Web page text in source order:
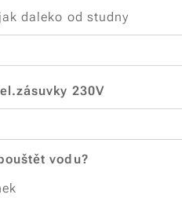
daleko od studny
230V
vodu?